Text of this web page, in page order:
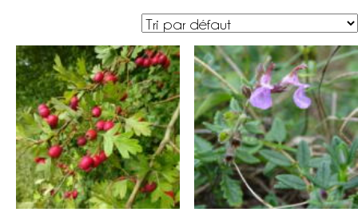
Le blog
La ferme
Marchés & points de vente
L’herboristerie
La distillerie
Labels & démarches
L’atelier